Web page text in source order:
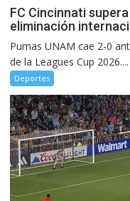
FC Cincinnati
eliminación
Pumas UNAM cae 2-0
de la Leagues Cup 2026....
Deportes